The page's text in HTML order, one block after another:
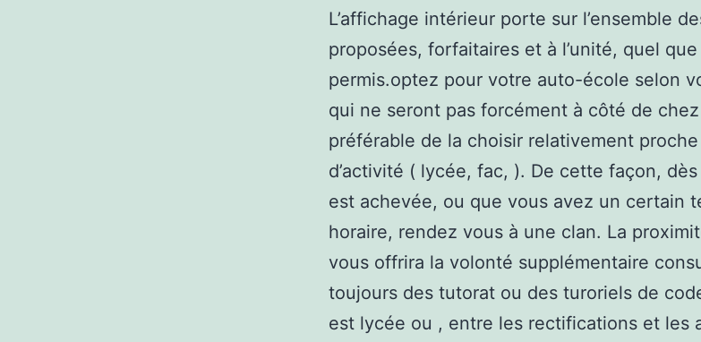
L’affichage intérieur porte sur l’ensemble
proposées, forfaitaires et à l’unité, quel
permis.optez pour votre auto-école selon
qui ne seront pas forcément à côté de
préférable de la choisir relativement
d’activité ( lycée, fac, ). De cette façon,
est achevée, ou que vous avez un certain
horaire, rendez vous à une clan. La
vous offrira la volonté supplémentaire
toujours des tutorat ou des turoriels de
est lycée ou , entre les rectifications et les